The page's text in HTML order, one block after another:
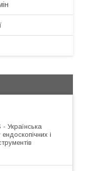
Українська
і